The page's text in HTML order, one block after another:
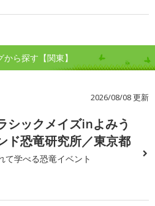
ら探す【関東】
2026/08/08 更新
シックメイズinよみう
ド恐竜研究所／東京都
て学べる恐竜イベント